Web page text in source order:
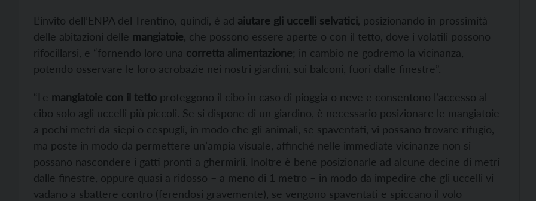
L’invito dell’ENPA del Trentino, quindi, è ad aiutare gli uccelli selvatici , posizionando in prossimità
delle abitazioni delle mangiatoie , che possono essere aperte o con il tetto, dove i volatili possono
rifocillarsi, e “fornendo loro una corretta alimentazione; in cambio ne godremo la vicinanza,
potendo osservare le loro acrobazie nei nostri giardini, sui balconi, fuori dalle finestre”.
“Le mangiatoie con il tetto proteggono il cibo in caso di pioggia o neve e consentono l’accesso al
cibo solo agli uccelli più piccoli. Se si dispone di un giardino, è necessario posizionare le mangiatoie
a pochi metri da siepi o cespugli, in modo che gli animali, se spaventati, vi possano trovare rifugio,
ma poste in modo da permettere un’ampia visuale, affinché nelle immediate vicinanze non si
possano nascondere i gatti pronti a ghermirli. Inoltre è bene posizionarle ad alcune decine di metri
dalle finestre, oppure quasi a ridosso – a meno di 1 metro – in modo da impedire che gli uccelli vi
vadano a sbattere contro (ferendosi gravemente), se vengono spaventati e spiccano il volo